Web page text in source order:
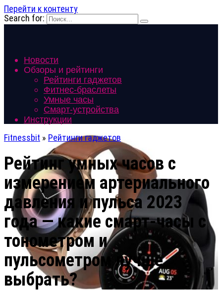
Перейти к контенту
Search for:
Новости
Обзоры и рейтинги
Рейтинги гаджетов
Фитнес-браслеты
Умные часы
Смарт-устройства
Инструкции
Fitnessbit » Рейтинги гаджетов
Рейтинг умных часов с
измерением артериального
давления и пульса 2023
года — какие смарт-часы с
тонометром и
пульсометром лучше
выбрать?